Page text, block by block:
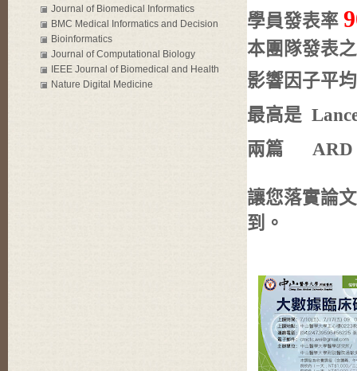
學員發表率
本團隊發表
影響因子平均
最高是
兩篇 ARD
讓您落實論
到。
Informatics Association (JAMIA)
Journal of Biomedical Informatics
BMC Medical Informatics and Decision
Making
Bioinformatics
Journal of Computational Biology
IEEE Journal of Biomedical and Health
Informatics
Nature Digital Medicine